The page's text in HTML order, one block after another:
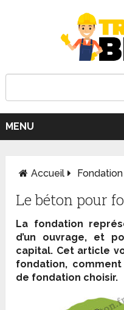
MENU
Accueil Fondation
Le béton pour
La fondation
d’un ouvrage, et
capital. Cet article
fondation,
de fondation choisir.